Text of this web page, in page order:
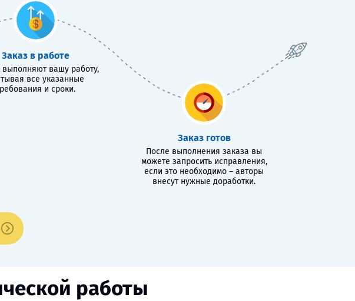
Заказ в работе
выполняют вашу работу,
все указанные
и сроки.
Заказ готов
После выполнения заказа вы
можете запросить исправления,
если это необходимо – авторы
внесут нужные доработки.
работы